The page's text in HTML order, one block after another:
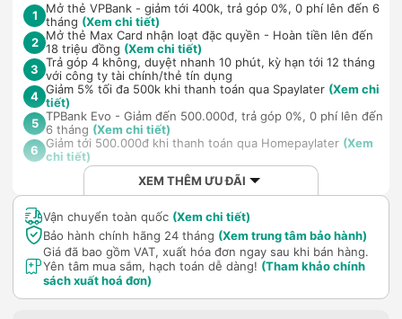
1
Mở thẻ VPBank - giảm tới 400k, trả góp 0%, 0 phí lên đến 6
tháng (Xem chi tiết)
2 Mở thẻ Max Card nhận loạt đặc quyền - Hoàn tiền lên đến
18 triệu đồng (Xem chi tiết)
3 Trả góp 4 không, duyệt nhanh 10 phút, kỳ hạn tới 12 tháng
với công ty tài chính/thẻ tín dụng
4 Giảm 5% tối đa 500k khi thanh toán qua Spaylater (Xem chi
tiết)
5 TPBank Evo - Giảm đến 500.000đ, trả góp 0%, 0 phí lên đến
6 tháng (Xem chi tiết)
6
Giảm tới 500.000đ khi thanh toán qua Homepaylater (Xem
chi tiết)
XEM THÊM ƯU ĐÃI
Vận chuyển toàn quốc (Xem chi tiết)
Bảo hành chính hãng 24 tháng (Xem trung tâm bảo hành)
Giá đã bao gồm VAT, xuất hóa đơn ngay sau khi bán hàng.
Yên tâm mua sắm, hạch toán dễ dàng! (Tham khảo chính
sách xuất hoá đơn)